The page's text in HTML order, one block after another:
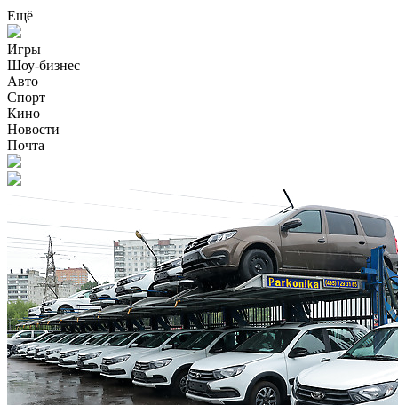
Ещё
Игры
Шоу-бизнес
Авто
Спорт
Кино
Новости
Почта